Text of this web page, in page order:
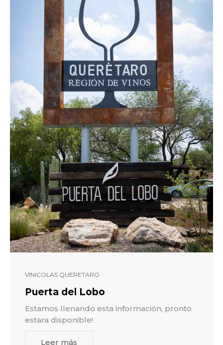
VINICOLAS QUERETARO
Puerta del Lobo
Estamos llenando esta información, pronto
estara disponible!
Leer más